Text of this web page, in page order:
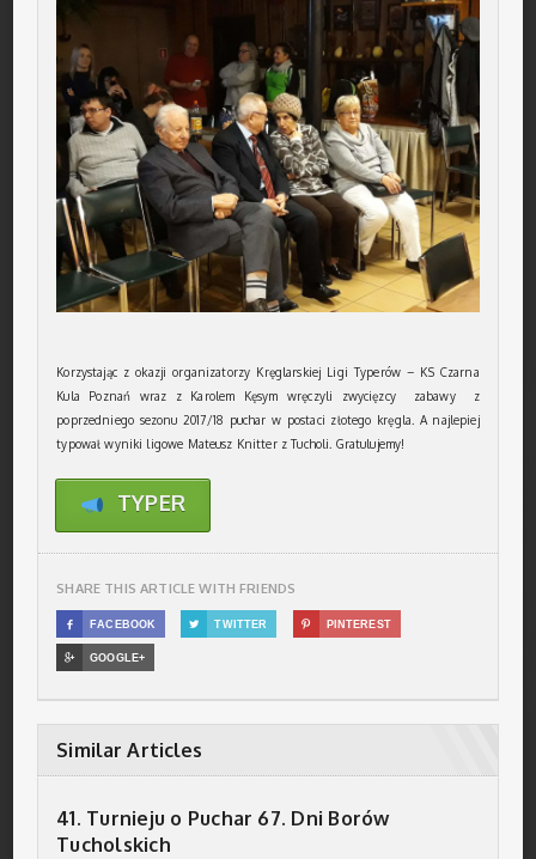
Korzystając z okazji organizatorzy Kręglarskiej Ligi Typerów – KS Czarna
Kula Poznań wraz z Karolem Kęsym wręczyli zwycięzcy zabawy z
poprzedniego sezonu 2017/18 puchar w postaci złotego kręgla. A najlepiej
typował wyniki ligowe Mateusz Knitter z Tucholi. Gratulujemy!
TYPER
SHARE THIS ARTICLE WITH FRIENDS
 FACEBOOK  TWITTER  PINTEREST
 GOOGLE+
Similar Articles
41. Turnieju o Puchar 67. Dni Borów
Tucholskich